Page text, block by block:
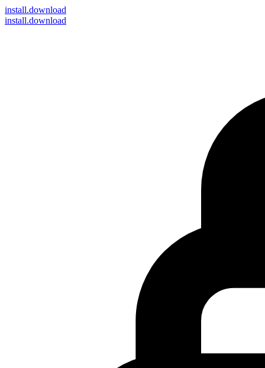
install.download
install.download